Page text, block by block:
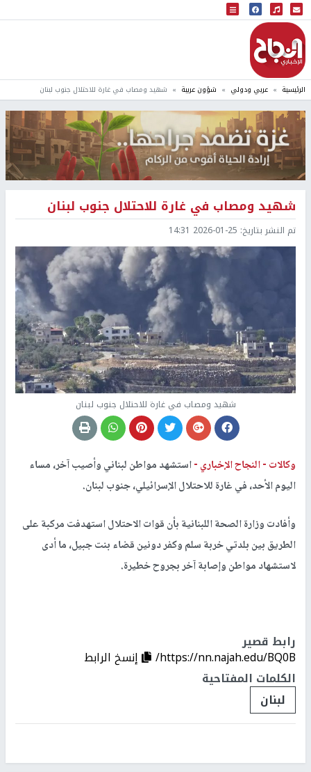
البث المباشر
إذاعة النجاح
الرئيسية عربي ودولي شؤون عربية شهيد ومصاب في غارة للاحتلال جنوب لبنان
شهيد ومصاب في غارة للاحتلال جنوب لبنان
تم النشر بتاريخ: 2026-01-25 14:31
شهيد ومصاب في غارة للاحتلال جنوب لبنان
وكالات -النجاح الإخباري -استشهد مواطن لبناني وأصيب آخر، مساء
اليوم الأحد، في غارة للاحتلال الإسرائيلي، جنوب لبنان.
وأفادت وزارة الصحة اللبنانية بأن قوات الاحتلال استهدفت مركبة على
الطريق بين بلدتي خربة سلم وكفر دونين قضاء بنت جبيل، ما أدى
لاستشهاد مواطن وإصابة آخر بجروح خطيرة.
رابط قصير
https://nn.najah.edu/BQ0B/
إنسخ الرابط
الكلمات المفتاحية
لبنان